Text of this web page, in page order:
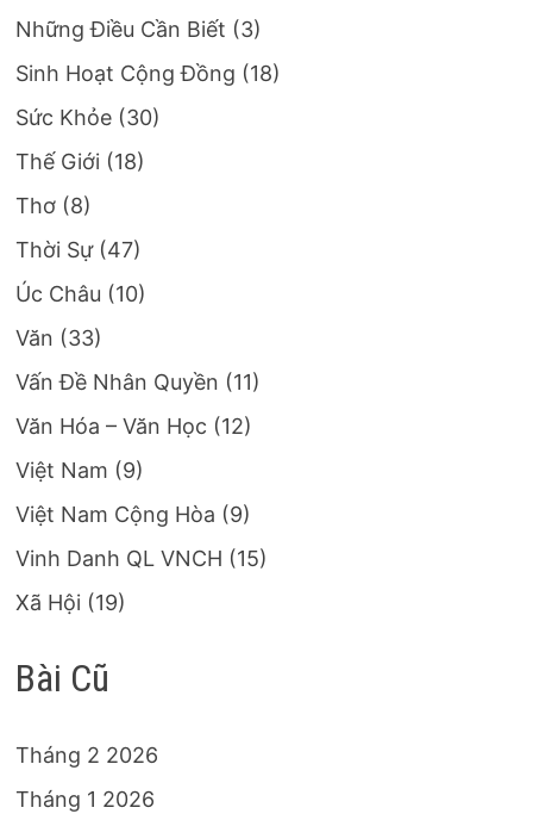
Những Điều Cần Biết (3)
Sinh Hoạt Cộng Đồng (18)
Sức Khỏe (30)
Thế Giới (18)
Thơ (8)
Thời Sự(47)
Úc Châu (10)
Văn (33)
Vấn Đề Nhân Quyền (11)
Văn Hóa – Văn Học (12)
Việt Nam (9)
Việt Nam Cộng Hòa (9)
Vinh Danh QL VNCH (15)
Xã Hội (19)
Bài Cũ
Tháng 2 2026
Tháng 1 2026